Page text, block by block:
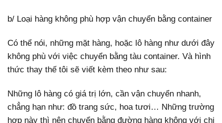
b/ Loại hàng không phù hợp vận chuyển bằng container
Có thể nói, những mặt hàng, hoặc lô hàng như dưới đây
không phù với việc chuyển bằng tàu container. Và hình
thức thay thế tôi sẽ viết kèm theo như sau:
Những lô hàng có giá trị lớn, cần vận chuyển nhanh,
chẳng hạn như: đồ trang sức, hoa tươi… Những trường
hợp này thì nên chuyển bằng đường hàng không với chi